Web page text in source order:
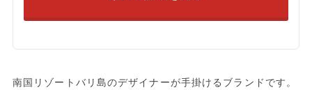
南国リゾートバリ島のデザイナーが手掛けるブランドです。